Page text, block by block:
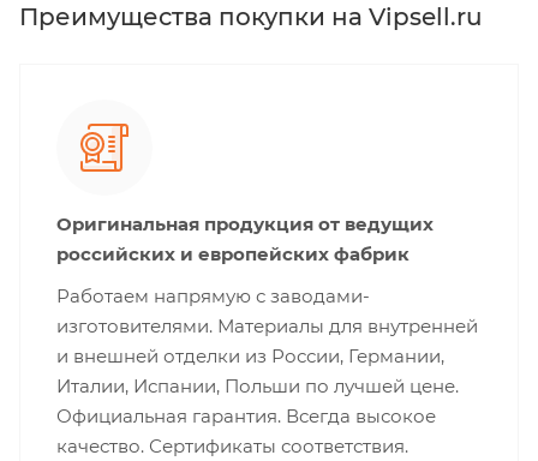
Преимущества покупки на Vipsell.ru
Оригинальная продукция от ведущих
российских и европейских фабрик
Работаем напрямую с заводами-
изготовителями. Материалы для внутренней
и внешней отделки из России, Германии,
Италии, Испании, Польши по лучшей цене.
Официальная гарантия. Всегда высокое
качество. Сертификаты соответствия.